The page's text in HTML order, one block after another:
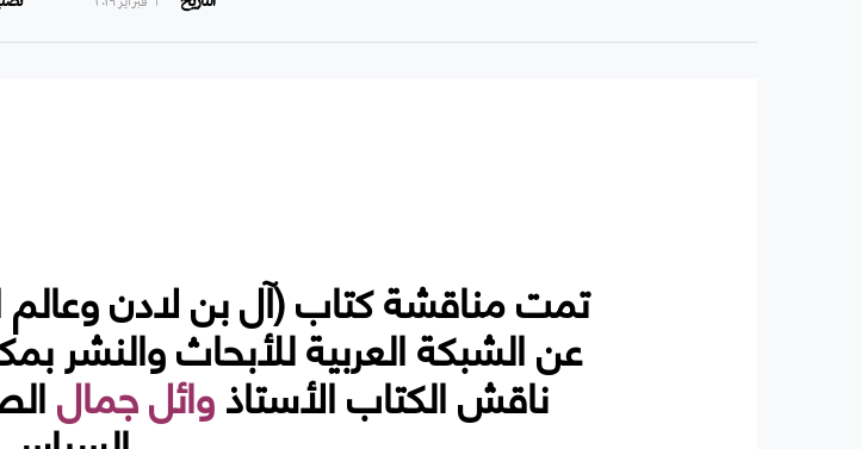
تمت مناقشة كتاب (آل بن لادن وعالم
عن الشبكة العربية للأبحاث والنشر
ناقش الكتاب الأستاذوائل جمال